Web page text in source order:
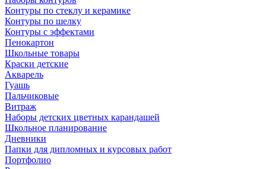
Контуры по стеклу и керамике
Контуры по шелку
Контуры с эффектами
Пенокартон
Школьные товары
Краски детские
Акварель
Гуашь
Пальчиковые
Витраж
Наборы детских цветных карандашей
Школьное планирование
Дневники
Папки для дипломных и курсовых работ
Портфолио